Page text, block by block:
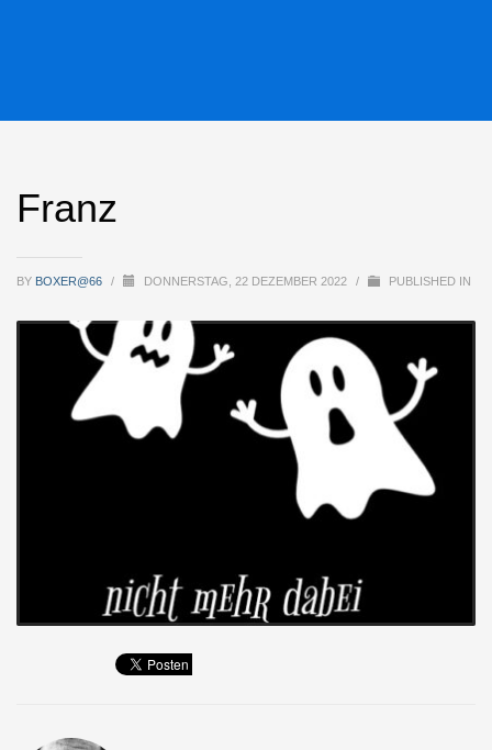
Franz
BY BOXER@66 / DONNERSTAG, 22 DEZEMBER 2022 / PUBLISHED IN